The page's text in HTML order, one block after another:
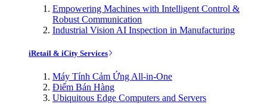
Empowering Machines with Intelligent Control &
Robust Communication
Industrial Vision AI Inspection in Manufacturing
iRetail & iCity Services
Máy Tính Cảm Ứng All-in-One
Điểm Bán Hàng
Ubiquitous Edge Computers and Servers